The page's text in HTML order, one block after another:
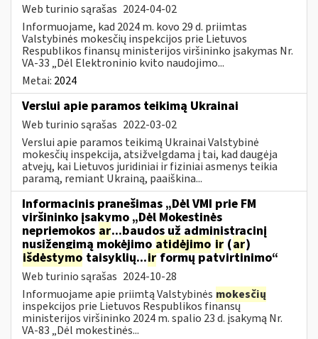
Web turinio sąrašas 2024-04-02
Informuojame, kad 2024 m. kovo 29 d. priimtas
Valstybinės mokesčių inspekcijos prie Lietuvos
Respublikos finansų ministerijos viršininko įsakymas Nr.
VA-33 „Dėl Elektroninio kvito naudojimo...
Metai: 2024
Verslui apie paramos teikimą Ukrainai
Web turinio sąrašas 2022-03-02
Verslui apie paramos teikimą Ukrainai Valstybinė
mokesčių inspekcija, atsižvelgdama į tai, kad daugėja
atvejų, kai Lietuvos juridiniai ir fiziniai asmenys teikia
paramą, remiant Ukrainą, paaiškina...
Informacinis pranešimas „Dėl VMI prie FM
viršininko įsakymo „Dėl Mokestinės
nepriemokos ar...baudos už administracinį
nusižengimą mokėjimo atidėjimo ir (ar)
išdėstymo taisyklių...irformų patvirtinimo“
Web turinio sąrašas 2024-10-28
Informuojame apie priimtą Valstybinės mokesčių
inspekcijos prie Lietuvos Respublikos finansų
ministerijos viršininko 2024 m. spalio 23 d. įsakymą Nr.
VA-83 „Dėl mokestinės...